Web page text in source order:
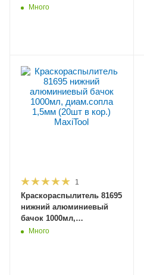
0,5мм (30шт в кор.)
Много
1
Краскораспылитель 81695
нижний алюминиевый
бачок 1000мл,
диам.сопла 1,5мм (20шт в
Много